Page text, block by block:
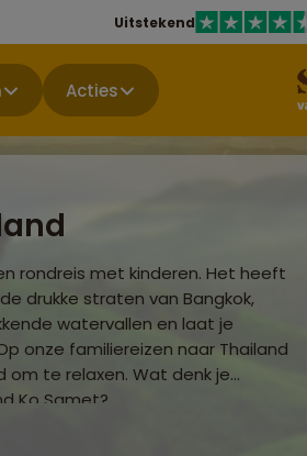
Uitstekend
Acties
rondreis met kinderen. Het heeft
drukke straten van Bangkok,
watervallen en laat je
onze familiereizen naar Thailand
om te relaxen. Wat denk je
Ko Samet?